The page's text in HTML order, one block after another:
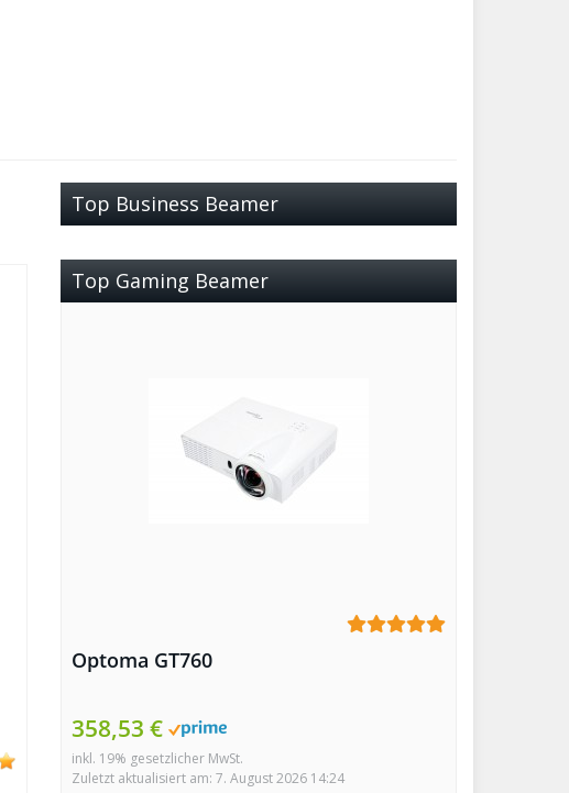
Top Business Beamer
Top Gaming Beamer
Optoma GT760
358,53 €
inkl. 19% gesetzlicher MwSt.
Zuletzt aktualisiert am: 7. August 2026 14:24